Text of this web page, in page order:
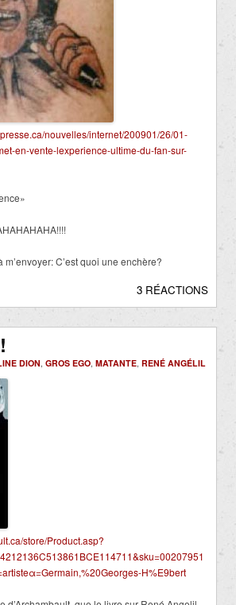
nouvelles/internet/200901/26/01-
en-vente-lexperience-ultime-du-fan-sur-
C’est quoi une enchère?
3 RÉACTIONS
DION GROS EGO MATANTE RENÉ ANGÉLIL
store/Product.asp?
H%E9bert